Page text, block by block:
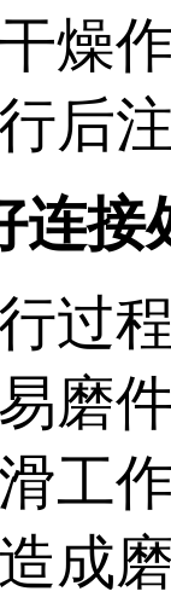
燥
后
连接
过
磨
工
成